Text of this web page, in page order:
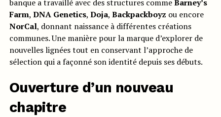
banque a travaillé avec des structures commeBarney’s
Farm, DNA Genetics, Doja, Backpackboyz ou encore
NorCal, donnant naissance à différentes créations
communes. Une manière pour la marque d’explorer de
nouvelles lignées tout en conservant l’approche de
sélection qui a façonné son identité depuis ses débuts.
Ouverture d’un nouveau
chapitre